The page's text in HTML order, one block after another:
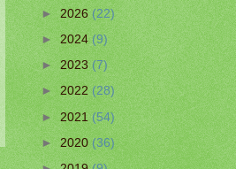
►2026(22)
►2024(9)
►2023(7)
►2022(28)
►2021(54)
►2020 (36)